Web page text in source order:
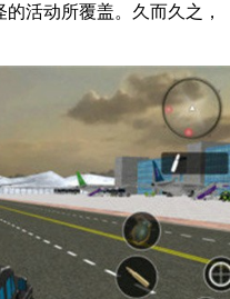
活动所覆盖。久而久之，